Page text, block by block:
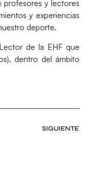
profesores y lectores
y experiencias
deporte.
de la EHF que
dentro del ámbito
SIGUIENTE